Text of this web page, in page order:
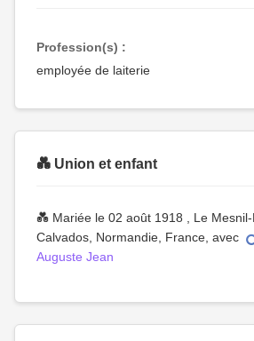
Profession(s) :
employée de laiterie
💑 Union et enfant
💑 Mariée le 02 août 1918 , Le Mesnil-
Calvados, Normandie, France, avec
Auguste Jean